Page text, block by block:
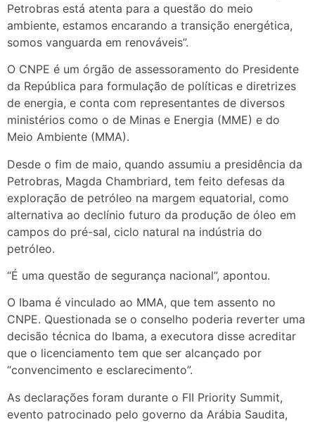
Petrobras está atenta para a questão do meio
ambiente, estamos encarando a transição energética,
somos vanguarda em renováveis”.
O CNPE é um órgão de assessoramento do Presidente
da República para formulação de políticas e diretrizes
de energia, e conta com representantes de diversos
ministérios como o de Minas e Energia (MME) e do
Meio Ambiente (MMA).
Desde o fim de maio, quando assumiu a presidência da
Petrobras, Magda Chambriard, tem feito defesas da
exploração de petróleo na margem equatorial, como
alternativa ao declínio futuro da produção de óleo em
campos do pré-sal, ciclo natural na indústria do
petróleo.
“É uma questão de segurança nacional”, apontou.
O Ibama é vinculado ao MMA, que tem assento no
CNPE. Questionada se o conselho poderia reverter uma
decisão técnica do Ibama, a executora disse acreditar
que o licenciamento tem que ser alcançado por
“convencimento e esclarecimento”.
As declarações foram durante o FII Priority Summit,
evento patrocinado pelo governo da Arábia Saudita,